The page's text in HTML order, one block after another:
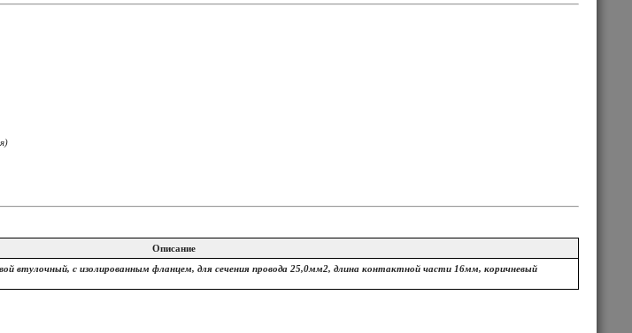
Описание
втулочный, с изолированным фланцем, для сечения провода 25,0мм2, длина контактной части 16мм, коричневый